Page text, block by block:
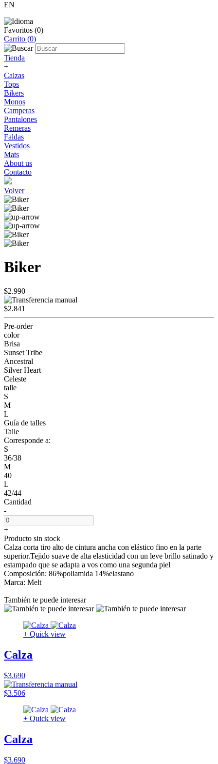
EN
Favoritos (0)
Carrito (0)
Tienda
+
Calzas
Tops
Bikers
Monos
Camperas
Pantalones
Remeras
Faldas
Vestidos
Mats
About us
Contacto
Volver
Biker
$2.990
$2.841
Pre-order
color
Brisa
Sunset Tribe
Ancestral
Silver Heart
Celeste
talle
S
M
L
Guía de talles
Talle
Corresponde a:
S
36/38
M
40
L
42/44
Cantidad
-
+
Producto sin stock
Calza corta tiro alto de cintura ancha con elástico fino en la parte
superior.Tejido suave de alta elasticidad con un leve brillo satinado y
estampado que se adapta a vos como una segunda piel
Composición: 86%poliamida 14%elastano
Marca: Melt
También te puede interesar
+ Quick view
Calza
$3.690
$3.506
+ Quick view
Calza
$3.690